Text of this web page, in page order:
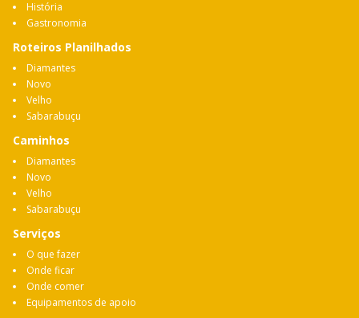
História
Gastronomia
Roteiros Planilhados
Diamantes
Novo
Velho
Sabarabuçu
Caminhos
Diamantes
Novo
Velho
Sabarabuçu
Serviços
O que fazer
Onde ficar
Onde comer
Equipamentos de apoio